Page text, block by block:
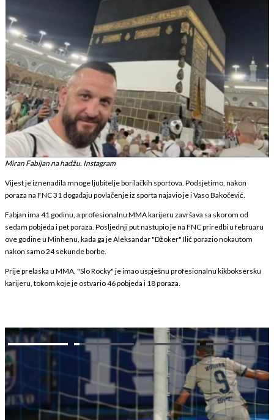
Miran Fabijan na hadžu. Instagram
Vijest je iznenadila mnoge ljubitelje borilačkih sportova. Podsjetimo, nakon
poraza na FNC 31 događaju povlačenje iz sporta najavio je i Vaso Bakočević.
Fabjan ima 41 godinu, a profesionalnu MMA karijeru završava sa skorom od
sedam pobjeda i pet poraza. Posljednji put nastupio je na FNC priredbi u februaru
ove godine u Minhenu, kada ga je Aleksandar "Džoker" Ilić porazio nokautom
nakon samo 24 sekunde borbe.
Prije prelaska u MMA, "Slo Rocky" je imao uspješnu profesionalnu kikboksersku
karijeru, tokom koje je ostvario 46 pobjeda i 18 poraza.